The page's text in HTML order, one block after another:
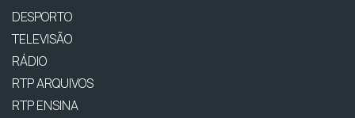
DESPORTO
TELEVISÃO
RÁDIO
RTP ARQUIVOS
RTP ENSINA